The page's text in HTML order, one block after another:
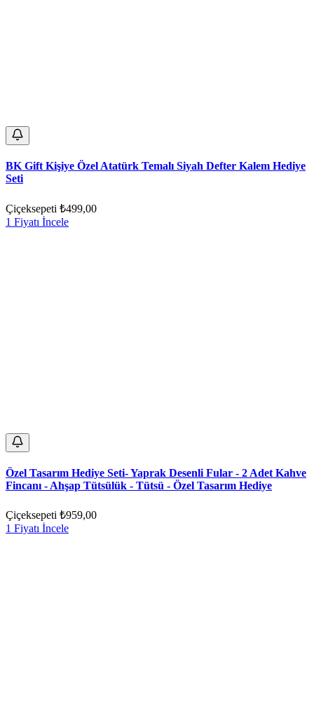
BK Gift Kişiye Özel Atatürk Temalı Siyah Defter Kalem Hediye
Seti
Çiçeksepeti ₺499,00
1 Fiyatı İncele
Özel Tasarım Hediye Seti- Yaprak Desenli Fular - 2 Adet Kahve
Fincanı - Ahşap Tütsülük - Tütsü - Özel Tasarım Hediye
Çiçeksepeti ₺959,00
1 Fiyatı İncele